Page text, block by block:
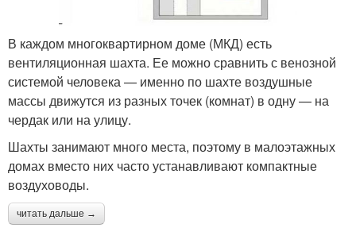
В каждом многоквартирном доме (МКД) есть
вентиляционная шахта. Ее можно сравнить с венозной
системой человека — именно по шахте воздушные
массы движутся из разных точек (комнат) в одну — на
чердак или на улицу.
Шахты занимают много места, поэтому в малоэтажных
домах вместо них часто устанавливают компактные
воздуховоды.
читать дальше →